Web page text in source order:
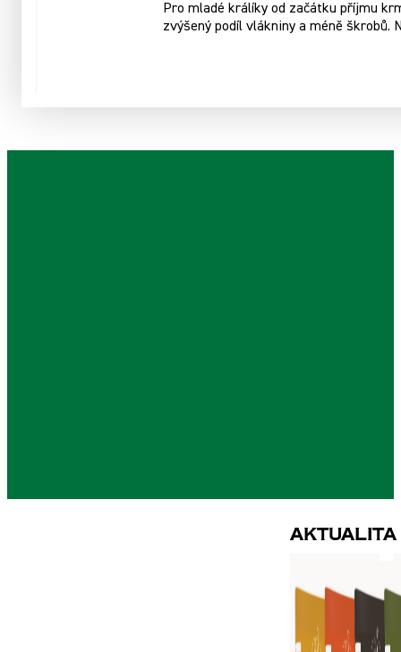
Pro mladé králíky od začátku příjmu
zvýšený podíl vlákniny a méně škrobů.
Aktualita